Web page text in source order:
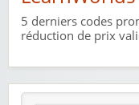
5 derniers codes
réduction de prix